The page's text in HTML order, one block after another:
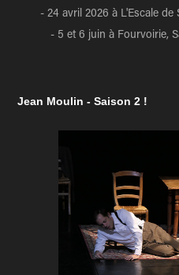
- 24 avril 2026 à L'Escale
- 5 et 6 juin à Fourvoirie,
Jean Moulin - Saison 2 !